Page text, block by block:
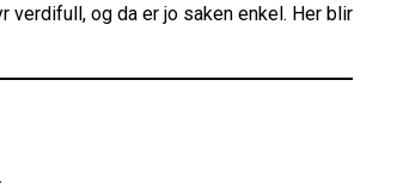
verdifull, og da er jo saken enkel. Her blir